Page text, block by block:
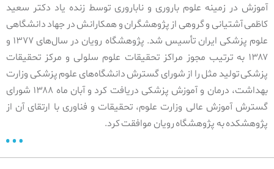
آموزش در زمینه علوم باروری و ناباروری توسط زنده یاد دکتر سعید
کاظمی آشتیانی و گروهی از پژوهشگران و همکارانش در جهاد دانشگاهی
علوم پزشکی ایران تأسیس شد. پژوهشگاه رویان در سال‌های ۱۳۷۷ و
۱۳۸۷ به ترتیب مجوز مراکز تحقیقات علوم سلولی و مرکز تحقیقات
پزشکی تولید مثل را از شورای گسترش دانشگاه‌های علوم پزشکی وزارت
بهداشت، درمان و آموزش پزشکی دریافت کرد و آبان ماه ۱۳۸۸ شورای
گسترش آموزش عالی وزارت علوم، تحقیقات و فناوری با ارتقای آن از
پژوهشکده به پژوهشگاه رویان موافقت کرد.